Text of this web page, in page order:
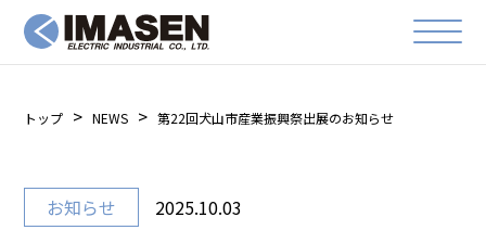
トップ NEWS 第22回犬山市産業振興祭出展のお知らせ
お知らせ 2025.10.03